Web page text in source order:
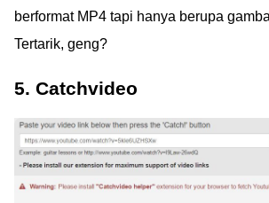
berformat MP4 tapi hanya berupa
Tertarik, geng?
5. Catchvideo